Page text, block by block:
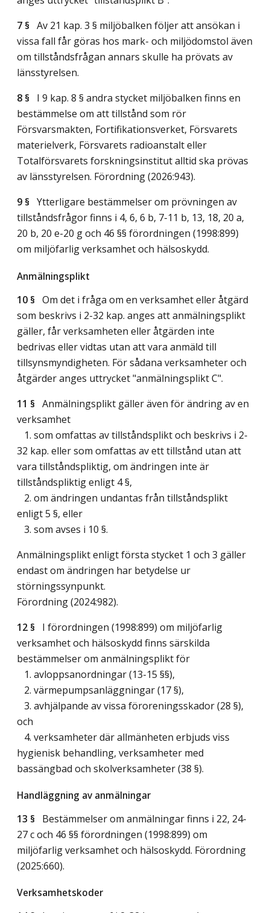
7 § Av 21 kap. 3 § miljöbalken följer att ansökan i
vissa fall får göras hos mark- och miljödomstol även
om tillståndsfrågan annars skulle ha prövats av
länsstyrelsen.
8 § I 9 kap. 8 § andra stycket miljöbalken finns en
bestämmelse om att tillstånd som rör
Försvarsmakten, Fortifikationsverket, Försvarets
materielverk, Försvarets radioanstalt eller
Totalförsvarets forskningsinstitut alltid ska prövas
av länsstyrelsen. Förordning (2026:943).
9 § Ytterligare bestämmelser om prövningen av
tillståndsfrågor finns i 4, 6, 6 b, 7-11 b, 13, 18, 20 a,
20 b, 20 e-20 g och 46 §§ förordningen (1998:899)
om miljöfarlig verksamhet och hälsoskydd.
Anmälningsplikt
10 § Om det i fråga om en verksamhet eller åtgärd
som beskrivs i 2-32 kap. anges att anmälningsplikt
gäller, får verksamheten eller åtgärden inte
bedrivas eller vidtas utan att vara anmäld till
tillsynsmyndigheten. För sådana verksamheter och
åtgärder anges uttrycket "anmälningsplikt C".
11 § Anmälningsplikt gäller även för ändring av en
verksamhet
1. som omfattas av tillståndsplikt och beskrivs i 2-
32 kap. eller som omfattas av ett tillstånd utan att
vara tillståndspliktig, om ändringen inte är
tillståndspliktig enligt 4 §,
2. om ändringen undantas från tillståndsplikt
enligt 5 §, eller
3. som avses i 10 §.
Anmälningsplikt enligt första stycket 1 och 3 gäller
endast om ändringen har betydelse ur
störningssynpunkt.
Förordning (2024:982).
12 § I förordningen (1998:899) om miljöfarlig
verksamhet och hälsoskydd finns särskilda
bestämmelser om anmälningsplikt för
1. avloppsanordningar (13-15 §§),
2. värmepumpsanläggningar (17 §),
3. avhjälpande av vissa föroreningsskador (28 §),
och
4. verksamheter där allmänheten erbjuds viss
hygienisk behandling, verksamheter med
bassängbad och skolverksamheter (38 §).
Handläggning av anmälningar
13 § Bestämmelser om anmälningar finns i 22, 24-
27 c och 46 §§ förordningen (1998:899) om
miljöfarlig verksamhet och hälsoskydd. Förordning
(2025:660).
Verksamhetskoder